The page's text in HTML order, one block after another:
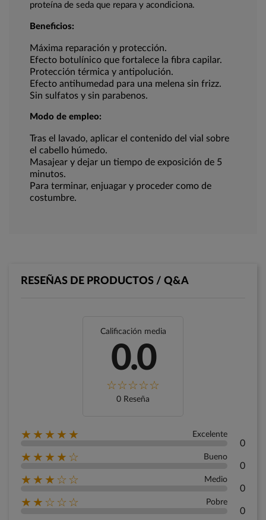
proteína de seda que repara y acondiciona.
Beneficios:
Máxima reparación y protección.
Efecto botulínico que fortalece la fibra capilar.
Protección térmica y antipolución.
Efecto antihumedad para una melena sin frizz.
Sin sulfatos y sin parabenos.
Modo de empleo:
Tras el lavado, aplicar el contenido del vial sobre
el cabello húmedo.
Masajear y dejar un tiempo de exposición de 5
minutos.
Para terminar, enjuagar y proceder como de
costumbre.
RESEÑAS DE PRODUCTOS / Q&A
Calificación media
0.0
0 Reseña
★★★★★ Excelente
0
★★★★☆ Bueno
0
★★★☆☆ Medio
0
★★☆☆☆ Pobre
0